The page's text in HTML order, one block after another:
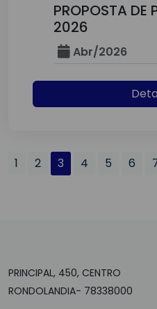
PROPOSTA DE
2026
Abr/2026
1 2 3 4 5 6
PRINCIPAL, 450, CENTRO
RONDOLANDIA- 78338000